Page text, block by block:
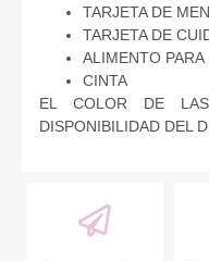
TARJETA DE
TARJETA DE
ALIMENTO PARA
CINTA
EL COLOR DE
DISPONIBILIDAD DEL